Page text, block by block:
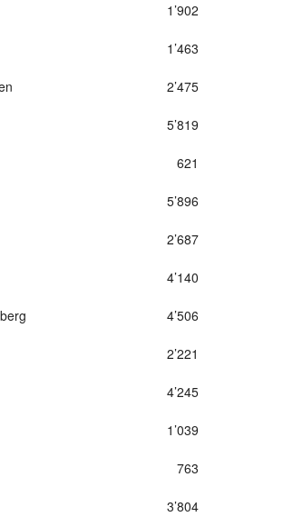
1’902
1’463
2’475
5’819
621
5’896
2’687
4’140
4’506
2’221
4’245
1’039
763
3’804